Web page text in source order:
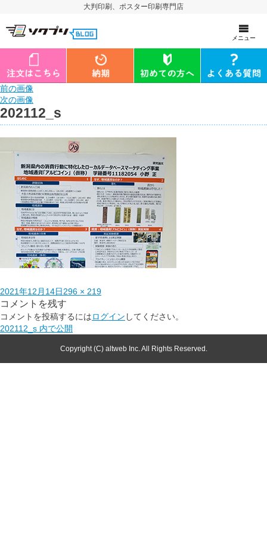
大判印刷、ポスター印刷専門店
メニュー
前の画像
次の画像
202112_s
2021年12月14日296 × 219
コメントを残す
コメントを投稿するにはログイン してください。
202112_s 内で公開
Copyright (C) altweb Inc. All Rights Reserved.